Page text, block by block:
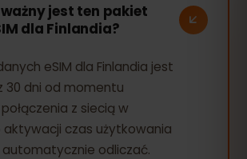
jest ten pakiet
dla Finlandia?
eSIM dla Finlandia jest
30 dni od momentu
z siecią w
aktywacji czas użytkowania
automatycznie odliczać.